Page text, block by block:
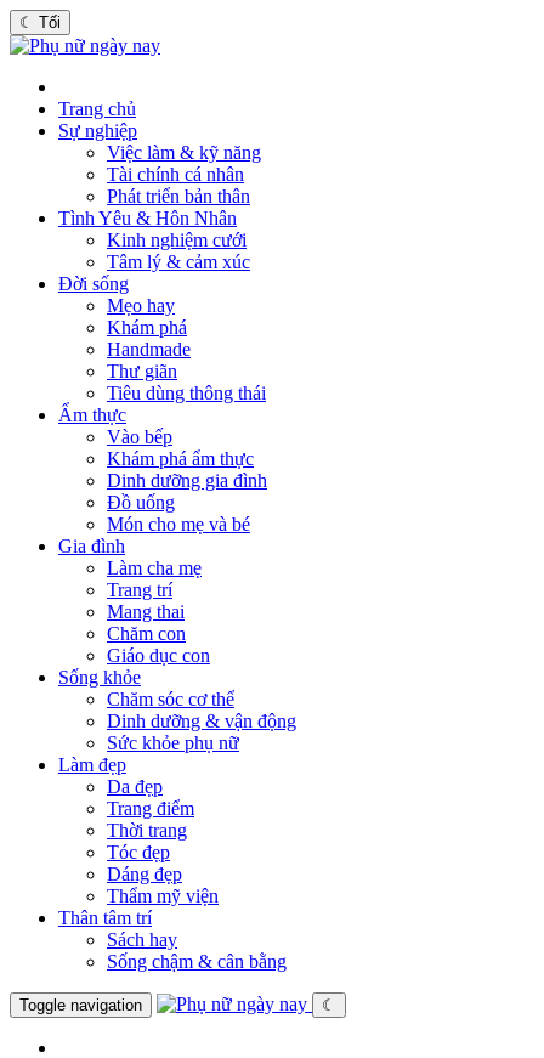
☾ Tối
Trang chủ
Sự nghiệp
Việc làm & kỹ năng
Tài chính cá nhân
Phát triển bản thân
Tình Yêu & Hôn Nhân
Kinh nghiệm cưới
Tâm lý & cảm xúc
Đời sống
Mẹo hay
Khám phá
Handmade
Thư giãn
Tiêu dùng thông thái
Ẩm thực
Vào bếp
Khám phá ẩm thực
Dinh dưỡng gia đình
Đồ uống
Món cho mẹ và bé
Gia đình
Làm cha mẹ
Trang trí
Mang thai
Chăm con
Giáo dục con
Sống khỏe
Chăm sóc cơ thể
Dinh dưỡng & vận động
Sức khỏe phụ nữ
Làm đẹp
Da đẹp
Trang điểm
Thời trang
Tóc đẹp
Dáng đẹp
Thẩm mỹ viện
Thân tâm trí
Sách hay
Sống chậm & cân bằng
Toggle navigation ☾